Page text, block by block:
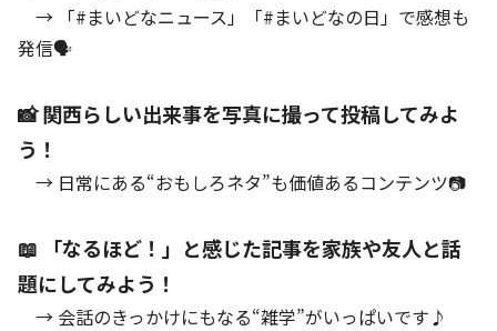
→ 「#まいどなニュース」「#まいどなの日」で感想も
発信🗣️
📸 関西らしい出来事を写真に撮って投稿してみよ
う！
→ 日常にある“おもしろネタ”も価値あるコンテンツ📷
📖 「なるほど！」と感じた記事を家族や友人と話
題にしてみよう！
→ 会話のきっかけにもなる“雑学”がいっぱいです♪